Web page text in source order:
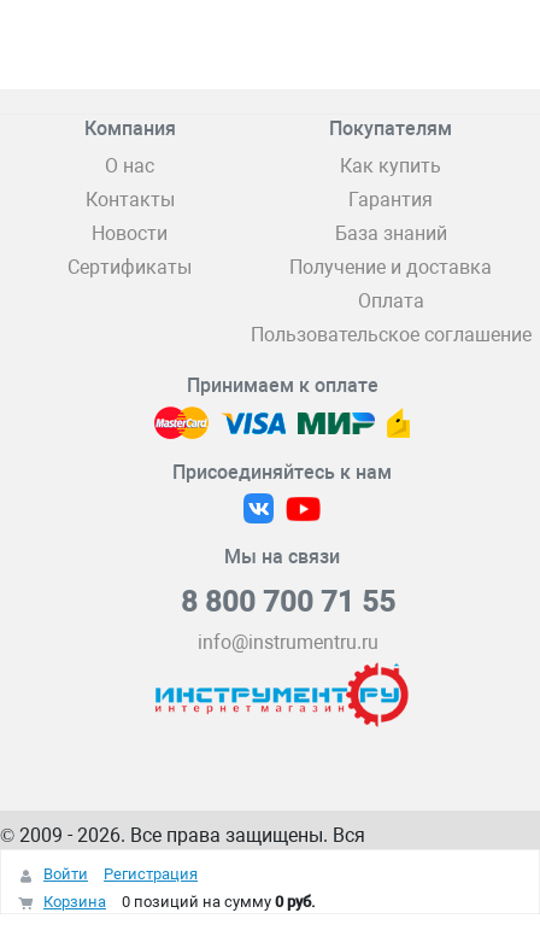
Компания
О нас
Контакты
Новости
Сертификаты
Покупателям
Как купить
Гарантия
База знаний
Получение и доставка
Оплата
Пользовательское соглашение
Принимаем к оплате
Присоединяйтесь к нам
Мы на связи
8 800 700 71 55
info@instrumentru.ru
© 2009 - 2026. Все права защищены. Вся
информация на сайте – собственность
интернет-магазина
Войти
Регистрация
Корзина
0 позиций на сумму 0 руб.